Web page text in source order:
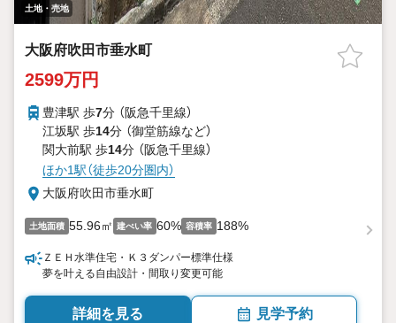
土地・売地
大阪府吹田市垂水町
2599万円
豊津駅 歩7分 （阪急千里線）
江坂駅 歩14分 （御堂筋線など）
関大前駅 歩14分 （阪急千里線）
ほか1駅（徒歩20分圏内）
大阪府吹田市垂水町
土地面積 55.96㎡ 建ぺい率 60% 容積率 188%
ＺＥＨ水準住宅・Ｋ３ダンパー標準仕様
夢を叶える自由設計・間取り変更可能
詳細を見る 見学予約